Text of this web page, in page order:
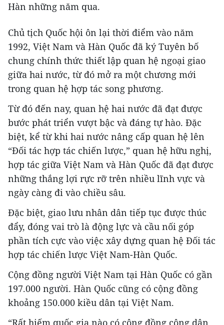
Hàn những năm qua.
Chủ tịch Quốc hội ôn lại thời điểm vào năm
1992, Việt Nam và Hàn Quốc đã ký Tuyên bố
chung chính thức thiết lập quan hệ ngoại giao
giữa hai nước, từ đó mở ra một chương mới
trong quan hệ hợp tác song phương.
Từ đó đến nay, quan hệ hai nước đã đạt được
bước phát triển vượt bậc và đáng tự hào. Đặc
biệt, kể từ khi hai nước nâng cấp quan hệ lên
“Đối tác hợp tác chiến lược,” quan hệ hữu nghị,
hợp tác giữa Việt Nam và Hàn Quốc đã đạt được
những thắng lợi rực rỡ trên nhiều lĩnh vực và
ngày càng đi vào chiều sâu.
Đặc biệt, giao lưu nhân dân tiếp tục được thúc
đẩy, đóng vai trò là động lực và cầu nối góp
phần tích cực vào việc xây dựng quan hệ Đối tác
hợp tác chiến lược Việt Nam-Hàn Quốc.
Cộng đồng người Việt Nam tại Hàn Quốc có gần
197.000 người. Hàn Quốc cũng có cộng đồng
khoảng 150.000 kiều dân tại Việt Nam.
“Rất hiếm quốc gia nào có cộng đồng công dân